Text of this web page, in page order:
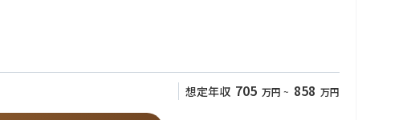
動産業界から一歩踏み出し、ダイナミックな空気感の中で働くことがで
想定年収 705 万円 ~ 858 万円